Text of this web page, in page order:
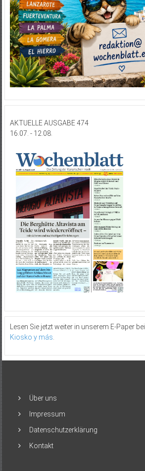
AKTUELLE AUSGABE 474
16.07. - 12.08.
Lesen Sie jetzt weiter in unserem E-Paper bei
Kiosko y más.
Über uns
Impressum
Datenschutzerklärung
Kontakt